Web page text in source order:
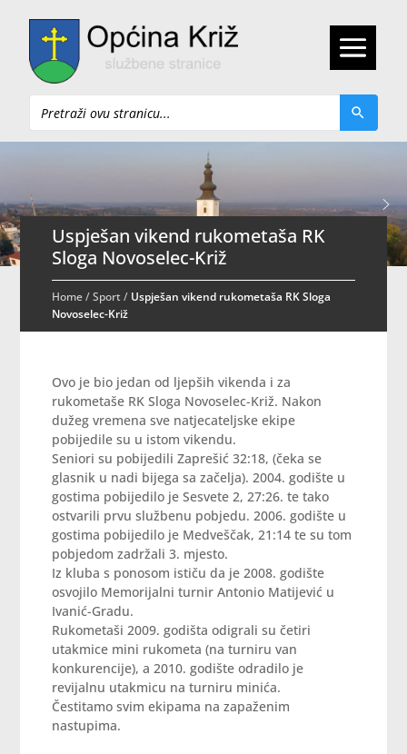
Pretraži
Uspješan vikend rukometaša RK
Sloga Novoselec-Križ
Home/Sport/ Uspješan vikend rukometaša RK Sloga
Novoselec-Križ
Ovo je bio jedan od ljepših vikenda i za
rukometaše RK Sloga Novoselec-Križ. Nakon
dužeg vremena sve natjecateljske ekipe
pobijedile su u istom vikendu.
Seniori su pobijedili Zaprešić 32:18, (čeka se
glasnik u nadi bijega sa začelja). 2004. godište u
gostima pobijedilo je Sesvete 2, 27:26. te tako
ostvarili prvu službenu pobjedu. 2006. godište u
gostima pobijedilo je Medveščak, 21:14 te su tom
pobjedom zadržali 3. mjesto.
Iz kluba s ponosom ističu da je 2008. godište
osvojilo Memorijalni turnir Antonio Matijević u
Ivanić-Gradu.
Rukometaši 2009. godišta odigrali su četiri
utakmice mini rukometa (na turniru van
konkurencije), a 2010. godište odradilo je
revijalnu utakmicu na turniru minića.
Čestitamo svim ekipama na zapaženim
nastupima.